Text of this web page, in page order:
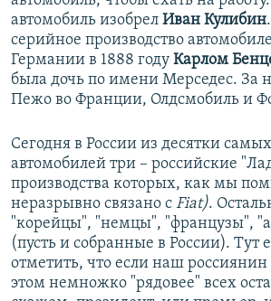
автомобиль изобрел Иван Кулибин
серийное производство
Германии в 1888 году Карлом
была дочь по имени Мерседес. За
Пежо во Франции, Олдсмобиль и
Сегодня в России из десятки
автомобилей три – российские
производства которых, как мы
неразрывно связано с Fiat).
"корейцы", "немцы", "французы",
(пусть и собранные в России). Тут
отметить, что если наш
этом немножко "рядовее" всех